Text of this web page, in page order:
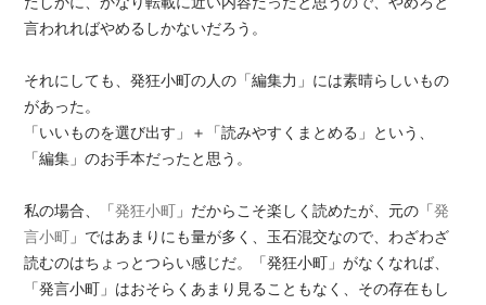
言われればやめるしかないだろう。
それにしても、発狂小町の人の「編集力」には素晴らしいもの
があった。
「いいものを選び出す」＋「読みやすくまとめる」という、
「編集」のお手本だったと思う。
私の場合、「発狂小町 」だからこそ楽しく読めたが、元の「発
言小町 」ではあまりにも量が多く、玉石混交なので、わざわざ
読むのはちょっとつらい感じだ。「発狂小町」がなくなれば、
「発言小町」はおそらくあまり見ることもなく、その存在もし